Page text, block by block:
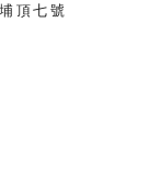
頂七號